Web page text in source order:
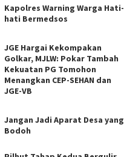
Kapolres Warning Warga Hati-
hati Bermedsos
JGE Hargai Kekompakan
Golkar, MJLW: Pokar Tambah
Kekuatan PG Tomohon
Menangkan CEP-SEHAN dan
JGE-VB
Jangan Jadi Aparat Desa yang
Bodoh